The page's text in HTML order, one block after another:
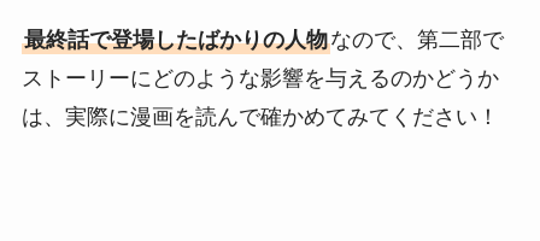
最終話で登場したばかりの人物なので、第二部で
ストーリーにどのような影響を与えるのかどうか
は、実際に漫画を読んで確かめてみてください！